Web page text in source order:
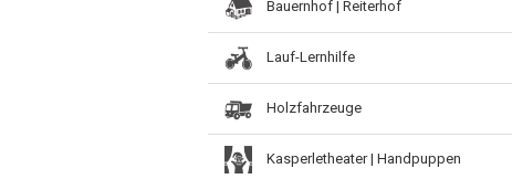
Bauernhof | Reiterhof
Lauf-Lernhilfe
Holzfahrzeuge
Kasperletheater | Handpuppen